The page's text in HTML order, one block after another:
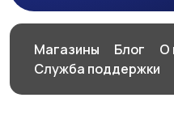
Производство
Магазины Блог О
Служба поддержки